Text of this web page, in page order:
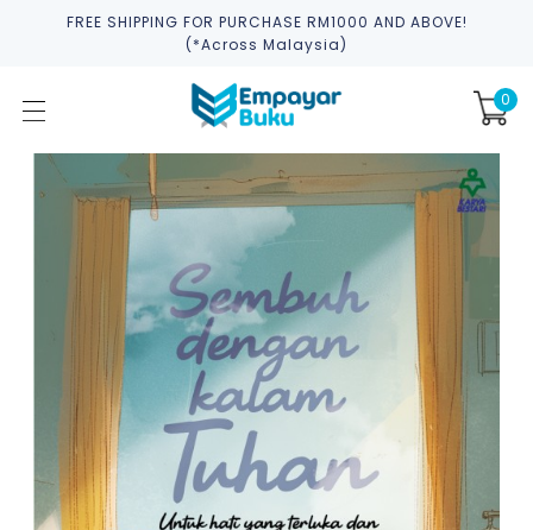
FREE SHIPPING FOR PURCHASE RM1000 AND ABOVE!
(*across Malaysia)
0